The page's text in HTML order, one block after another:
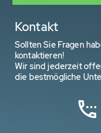
Kontakt
Sollten Sie Fragen
kontaktieren!
Wir sind jederzeit
die bestmögliche